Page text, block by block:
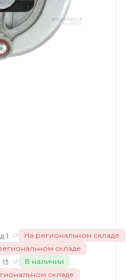
На региональном складе
складе
В наличии
складе